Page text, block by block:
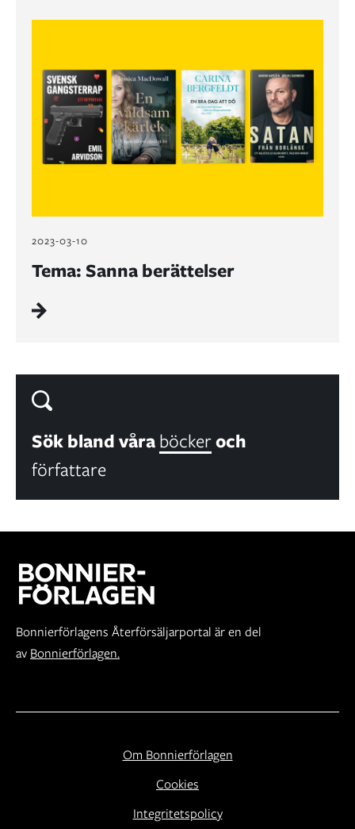
2023-03-10
Tema: Sanna berättelser
Sök bland våraböckeroch
författare
Bonnierförlagens Återförsäljarportal är en del
av Bonnierförlagen.
Om Bonnierförlagen
Cookies
Integritetspolicy